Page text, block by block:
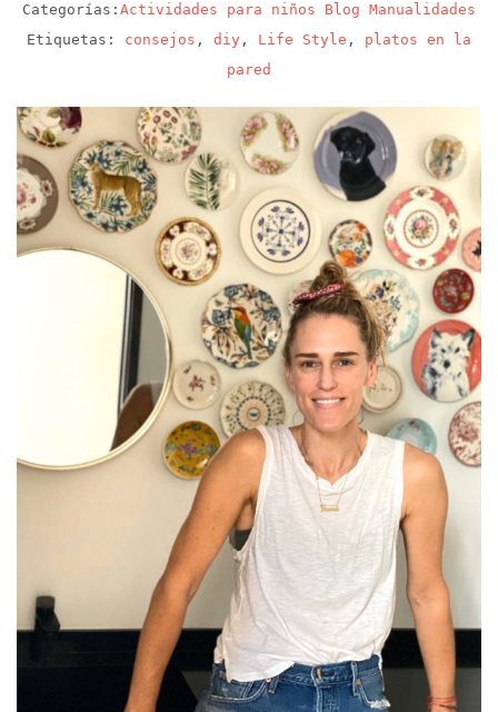
Categorías: Actividades para niños Blog Manualidades
Etiquetas: consejos , diy , Life Style , platos en la
pared